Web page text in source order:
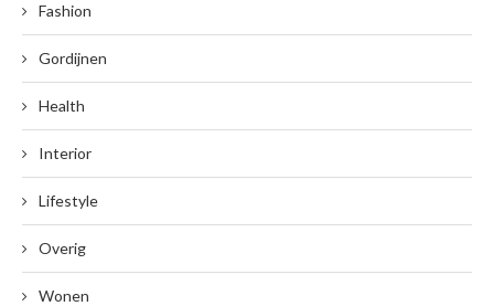
Fashion
Gordijnen
Health
Interior
Lifestyle
Overig
Wonen